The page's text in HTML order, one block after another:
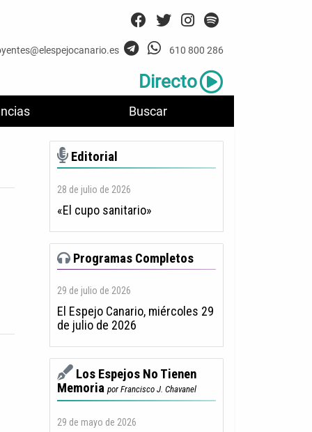
Buscar
610 800 286
Directo
Editorial
28 de julio de 2026
«El cupo sanitario»
Programas Completos
29 de julio de 2026
El Espejo Canario, miércoles 29
de julio de 2026
Los Espejos No Tienen
Memoria por Francisco J. Chavanel
29 de mayo de 2026